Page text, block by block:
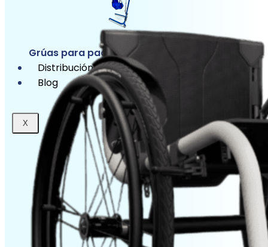
Grúas para pacientes
Distribución
Blog
X